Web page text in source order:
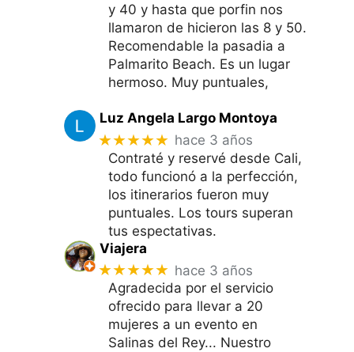
y 40 y hasta que porfin nos
llamaron de hicieron las 8 y 50.
Recomendable la pasadia a
Palmarito Beach. Es un lugar
hermoso. Muy puntuales,
Luz Angela Largo Montoya
★★★★★ hace 3 años
Contraté y reservé desde Cali,
todo funcionó a la perfección,
los itinerarios fueron muy
puntuales. Los tours superan
tus espectativas.
Viajera
★★★★★ hace 3 años
Agradecida por el servicio
ofrecido para llevar a 20
mujeres a un evento en
Salinas del Rey... Nuestro